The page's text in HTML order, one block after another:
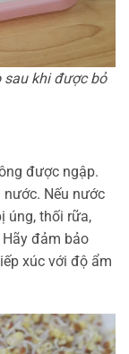
sau khi được bỏ
được ngập.
nước. Nếu nước
úng, thối rữa,
đảm bảo
xúc với độ ẩm